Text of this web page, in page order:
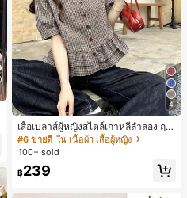
4
เสื้อเบลาส์ผู้หญิงสไตล์เกาหลีลำลอง ฤดู
ใบไม้ผลิ/ฤดูร้อนใหม่ ชายระบาย ชิคแล
ะหรูหรา
#6 ขายดี ใน เนื้อผ้า เสื้อผู้หญิง
100+ sold
฿239